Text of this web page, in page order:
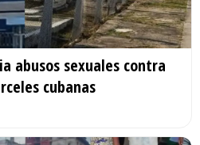
abusos sexuales contra
cubanas